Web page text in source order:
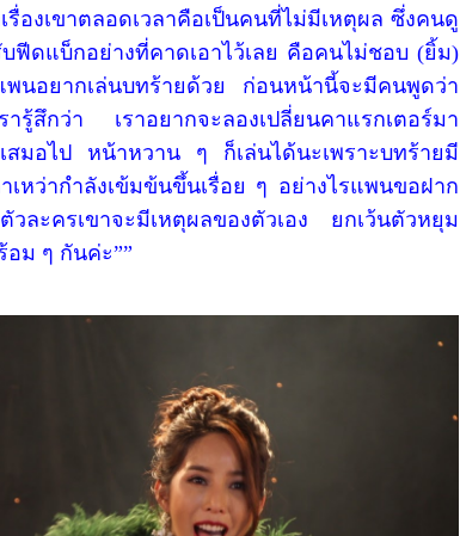
องเขาตลอดเวลาคือเป็นคนที่ไม่มีเหตุผล ซึ่งคนดู
ฟีดแบ็กอย่างที่คาดเอาไว้เลย คือคนไม่ชอบ (ยิ้ม)
พนอยากเล่นบทร้ายด้วย ก่อนหน้านี้จะมีคนพูดว่า
ารู้สึกว่า เราอยากจะลองเปลี่ยนคาแรกเตอร์มา
สมอไป หน้าหวาน ๆ ก็เล่นได้นะเพราะบทร้ายมี
หว่ากำลังเข้มข้นขึ้นเรื่อย ๆ อย่างไรแพนขอฝาก
ละครเขาจะมีเหตุผลของตัวเอง ยกเว้นตัวหยุม
อม ๆ กันค่ะ””